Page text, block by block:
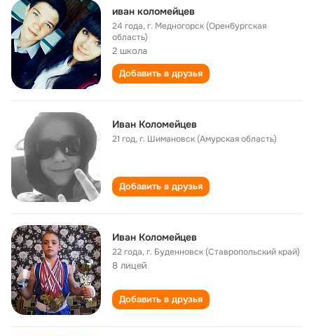
иван коломейцев
24 года,г. Медногорск (Оренбургская
область)
2 школа
Добавить в друзья
Иван Коломейцев
21 год,г. Шимановск (Амурская область)
Добавить в друзья
Иван Коломейцев
22 года,г. Буденновск (Ставропольский край)
8 лицей
Добавить в друзья